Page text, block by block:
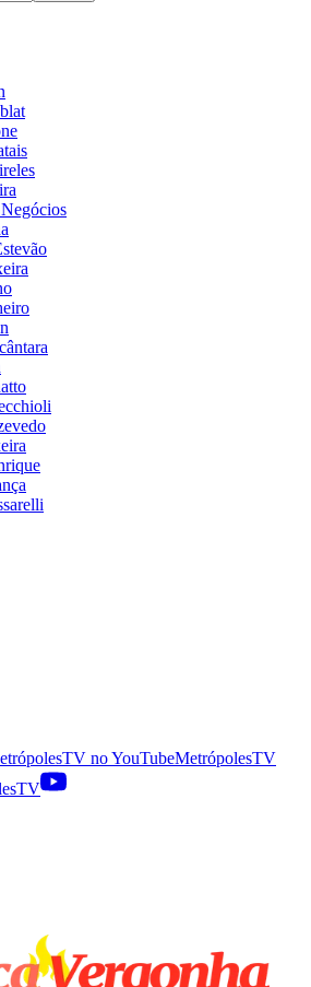
noYouTubeMetrópolesTV